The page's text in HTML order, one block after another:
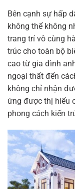
Bên cạnh sự hấp
không thể không
trang trí vô cùng
trúc cho toàn bộ
cao từ gia đình
ngoại thất đến
không chỉ nhận
ứng được thị hiếu
phong cách kiến